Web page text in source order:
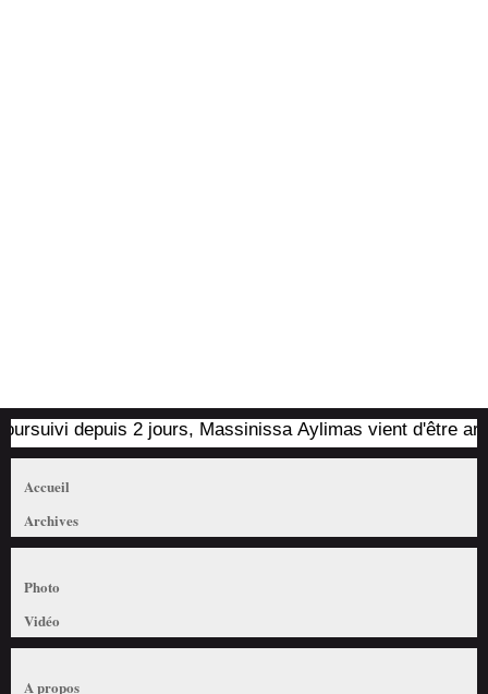
depuis 2 jours, Massinissa Aylimas vient d'être
Accueil
Archives
Photo
Vidéo
A propos